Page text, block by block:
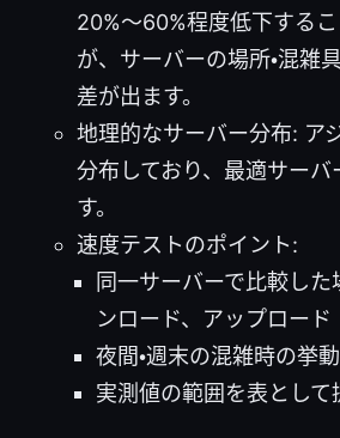
20%～60%程度低下する
が、サーバーの場所・混雑
差が出ます。
地理的なサーバー分布: アジ
分布しており、最適サーバ
す。
速度テストのポイント:
同一サーバーで比較し
ンロード、アップロード
夜間・週末の混雑時の挙動
実測値の範囲を表として